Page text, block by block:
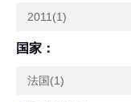
2011(1)
国家：
法国(1)